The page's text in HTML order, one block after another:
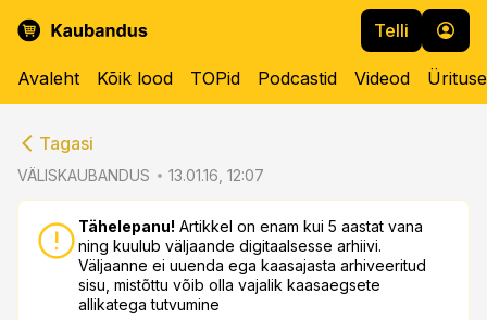
Telli
Avaleht Kõik lood TOPid Podcastid Videod
Tagasi
VÄLISKAUBANDUS 13.01.16, 12:07
Tähelepanu! Artikkel on enam kui 5 aastat vana
ning kuulub väljaande digitaalsesse arhiivi.
Väljaanne ei uuenda ega kaasajasta arhiveeritud
sisu, mistõttu võib olla vajalik kaasaegsete
allikatega tutvumine